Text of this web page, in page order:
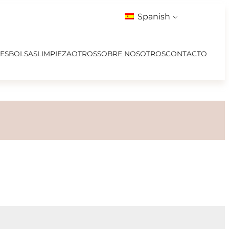
Spanish
BOLSASLIMPIEZAOTROSSOBRE NOSOTROSCONTACTO